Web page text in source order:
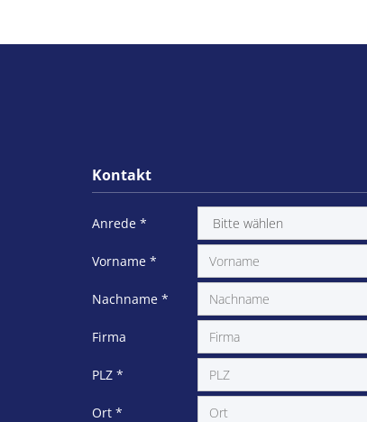
Kontakt
Anrede *
Vorname *
Nachname *
Firma
PLZ *
Ort *